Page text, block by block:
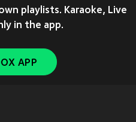
playlists. Karaoke, Live
in the app.
APP